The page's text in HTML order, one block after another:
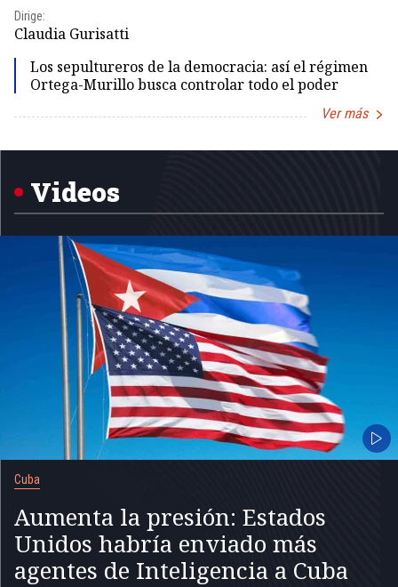
Dirige:
Claudia Gurisatti
Los sepultureros de la democracia: así el régimen
Ortega-Murillo busca controlar todo el poder
Ver más
1
Videos
Cuba
Aumenta la presión: Estados
Unidos habría enviado más
agentes de Inteligencia a Cuba